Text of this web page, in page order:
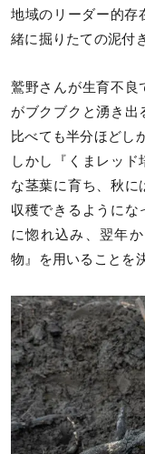
地域のリーダー的存
緒に掘りたての泥付
鷲野さんが生育不良
がブクブクと湧き出
比べても半分ほどし
しかし『くまレッド
な茎葉に育ち、秋に
収穫できるようにな
に惚れ込み、翌年
物』を用いることを